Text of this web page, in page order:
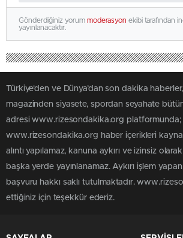
Gönderdiğiniz yorum moderasyon ekibi tarafından
yayınlanacaktır.
Türkiye'den ve Dünya’dan son dakika haberler,
magazinden siyasete, spordan seyahate
adresi www.rizesondakika.org platformunda;
www.rizesondakika.org haber içerikleri
alıntı yapılamaz, kanuna aykırı ve izinsiz
başka yerde yayınlanamaz. Aykırı işlem
başvuru hakkı saklı tutulmaktadır.
ettiğiniz için teşekkür ederiz.